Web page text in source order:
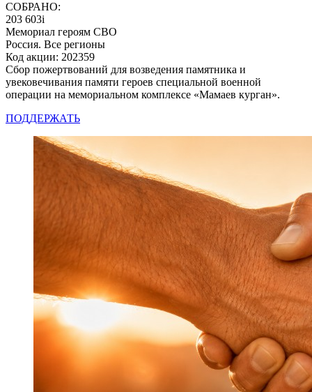
СОБРАНО:
203 603i
Мемориал героям СВО
Россия. Все регионы
Код акции: 202359
Сбор пожертвований для возведения памятника и
увековечивания памяти героев специальной военной
операции на мемориальном комплексе «Мамаев курган».
ПОДДЕРЖАТЬ